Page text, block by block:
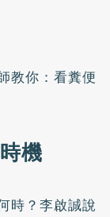
教你：看糞便
機
時？李啟誠說